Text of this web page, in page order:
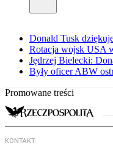
Donald Tusk
Rotacja wojsk USA
Jędrzej Bielecki:
Były oficer ABW
Promowane treści
KONTAKT